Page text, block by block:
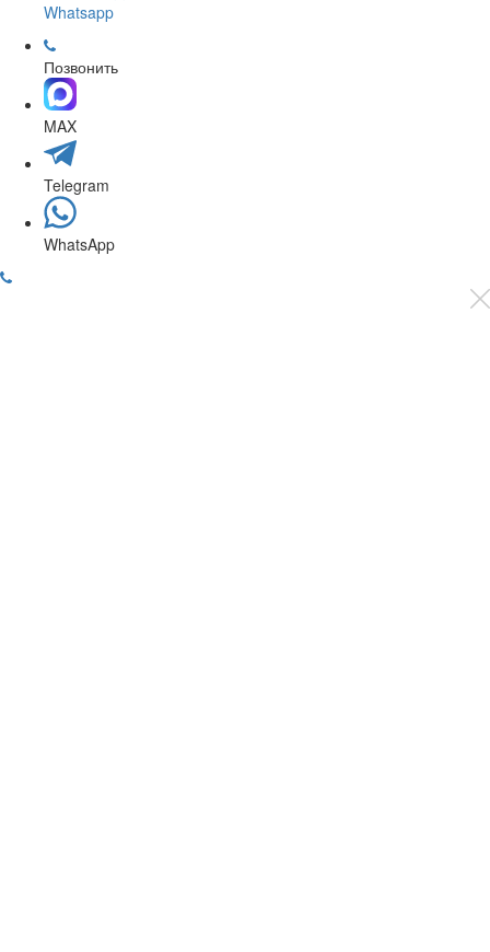
Whatsapp
Позвонить
MAX
Telegram
WhatsApp